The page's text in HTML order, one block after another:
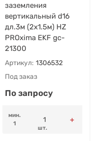
заземления
вертикальный d16
дл.3м (2х1.5м) HZ
PROxima EKF gc-
21300
Артикул: 1306532
Под заказ
По запросу
мин.
1
шт.